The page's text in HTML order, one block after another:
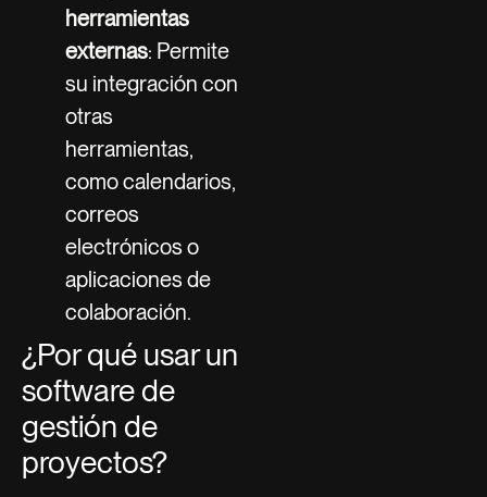
herramientas
externas: Permite
su integración con
otras
herramientas,
como calendarios,
correos
electrónicos o
aplicaciones de
colaboración.
¿Por qué usar un
software de
gestión de
proyectos?